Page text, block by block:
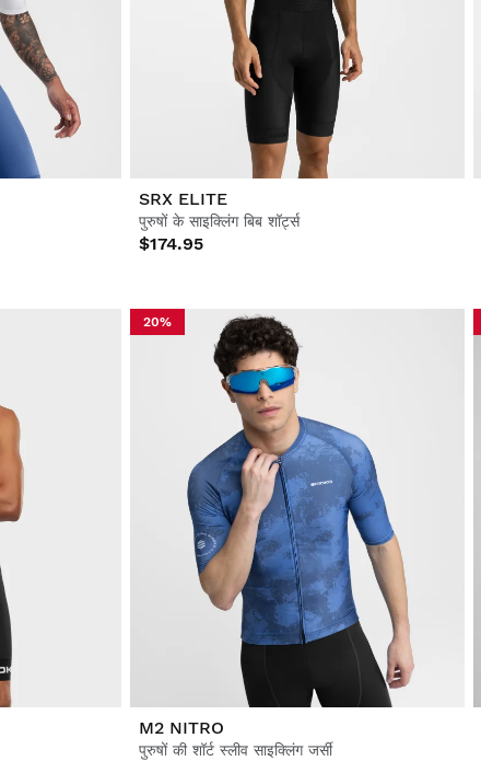
SRX ELITE
पुरुषों के साइक्लिंग बिब शॉर्ट्स
$174.95
20%
M2 NITRO
पुरुषों की शॉर्ट स्लीव साइक्लिंग जर्सी